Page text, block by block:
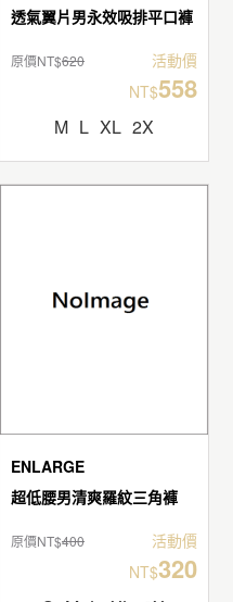
透氣翼片男永效吸排平口褲
原價NT$620
活動價
NT$558
M L XL 2X
ENLARGE
超低腰男清爽羅紋三角褲
原價NT$400
活動價
NT$320